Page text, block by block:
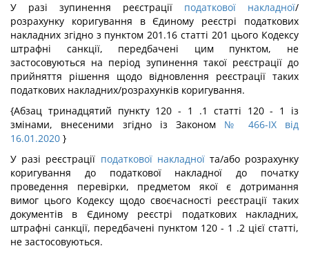
У разі зупинення реєстрації податкової накладної/
розрахунку коригування в Єдиному реєстрі податкових
накладних згідно з пунктом 201.16 статті 201 цього Кодексу
штрафні санкції, передбачені цим пунктом, не
застосовуються на період зупинення такої реєстрації до
прийняття рішення щодо відновлення реєстрації таких
податкових накладних/розрахунків коригування.
{Абзац тринадцятий пункту 120 - 1 .1 статті 120 - 1 із
змінами, внесеними згідно із Законом № 466-IX від
16.01.2020 }
У разі реєстрації податкової накладноїта/або розрахунку
коригування до податкової накладної до початку
проведення перевірки, предметом якої є дотримання
вимог цього Кодексу щодо своєчасності реєстрації таких
документів в Єдиному реєстрі податкових накладних,
штрафні санкції, передбачені пунктом 120 - 1 .2 цієї статті,
не застосовуються.